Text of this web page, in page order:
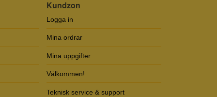
Kundzon
Logga in
Mina ordrar
Mina uppgifter
Välkommen!
Teknisk service & support